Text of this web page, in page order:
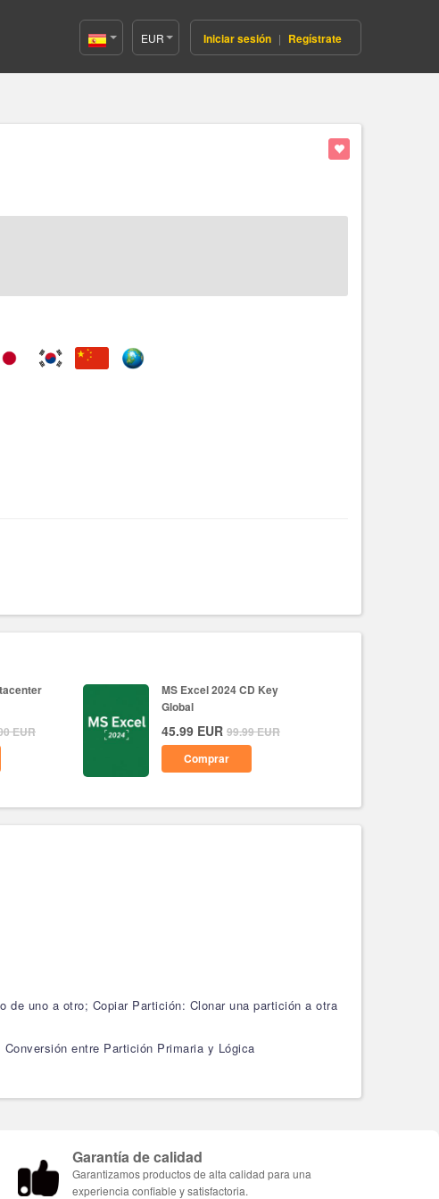
Spain(Español)
EUR Iniciar sesión | Regístrate
EUR
MS Excel 2024 CD Key
Global
45.99 EUR 99.99EUR
Comprar
uno a otro; Copiar Partición: Clonar una partición a otra
entre Partición Primaria y Lógica
Garantía de calidad
Garantizamos productos de alta calidad para una
experiencia confiable y satisfactoria.